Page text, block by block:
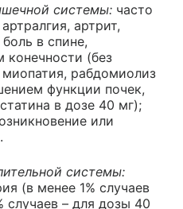
системы: часто
артрит,
в спине,
конечности (без
рабдомиолиз
функции почек,
в дозе 40 мг);
или
системы:
(в менее 1% случаев
случаев – для дозы 40